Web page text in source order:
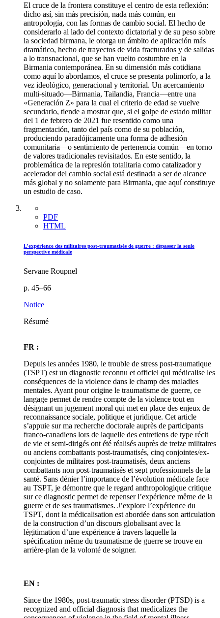
El cruce de la frontera constituye el centro de esta reflexión:
dicho así, sin más precisión, nada más común, en
antropología, con las formas de cambio social. El hecho de
considerarlo al lado del contexto dictatorial y de su peso sobre
la sociedad birmana, le otorga un ámbito de aplicación más
dramático, hecho de trayectos de vida fracturados y de salidas
a lo transnacional, que se han vuelto costumbre en la
Birmania contemporánea. En su dimensión más cotidiana
como aquí lo abordamos, el cruce se presenta polimorfo, a la
vez ideológico, generacional y territorial. Un acercamiento
multi-situado—Birmania, Tailandia, Francia—entre una
«Generación Z» para la cual el criterio de edad se vuelve
secundario, tiende a mostrar que, si el golpe de estado militar
del 1 de febrero de 2021 fue resentido como una
fragmentación, tanto del país como de su población,
produciendo paradójicamente una forma de adhesión
comunitaria—o sentimiento de pertenencia común—en torno
de valores tradicionales revisitados. En este sentido, la
problemática de la represión totalitaria como catalizador y
acelerador del cambio social está destinada a ser de alcance
más global y no solamente para Birmania, que aquí constituye
un estudio de caso.
PDF
HTML
L’expérience des militaires post-traumatisés de guerre : dépasser la seule
perspective médicale
Servane Roupnel
p. 45–66
Notice
Résumé
FR :
Depuis les années 1980, le trouble de stress post-traumatique
(TSPT) est un diagnostic reconnu et officiel qui médicalise les
conséquences de la violence dans le champ des maladies
mentales. Ayant pour origine le traumatisme de guerre, ce
langage permet de rendre compte de la violence tout en
désignant un jugement moral qui met en place des enjeux de
reconnaissance sociale, politique et juridique. Cet article
s’appuie sur ma recherche doctorale auprès de participants
franco-canadiens lors de laquelle des entretiens de type récit
de vie et semi-dirigés ont été réalisés auprès de treize militaires
ou anciens combattants post-traumatisés, cinq conjointes/ex-
conjointes de militaires post-traumatisés, deux anciens
combattants non post-traumatisés et sept professionnels de la
santé. Sans dénier l’importance de l’évolution médicale face
au TSPT, je démontre que le regard anthropologique critique
sur ce diagnostic permet de repenser l’expérience même de la
guerre et de ses traumatismes. J’explore l’expérience du
TSPT, dont la médicalisation est abordée dans son articulation
de la construction d’un discours globalisant avec la
légitimation d’une expérience à travers laquelle la
spécification même du traumatisme de guerre se trouve en
arrière-plan de la volonté de soigner.
EN :
Since the 1980s, post-traumatic stress disorder (PTSD) is a
recognized and official diagnosis that medicalizes the